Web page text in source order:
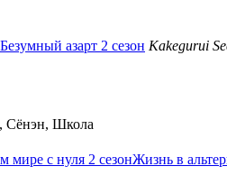
Безумный азарт 2 сезон Kakegurui
Сёнэн, Школа
Жизнь в